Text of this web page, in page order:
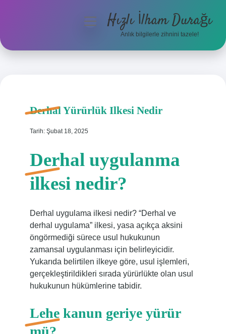
Anasayfa
menüyüHızlı İlham Durağı
Anlık bilgilerle zihnini tazele!
Derhal Yürürlük Ilkesi Nedir
Tarih: Şubat 18, 2025
Derhal uygulanma
ilkesi nedir?
Derhal uygulama ilkesi nedir? “Derhal ve
derhal uygulama” ilkesi, yasa açıkça aksini
öngörmediği sürece usul hukukunun
zamansal uygulanması için belirleyicidir.
Yukarıda belirtilen ilkeye göre, usul işlemleri,
gerçekleştirildikleri sırada yürürlükte olan usul
hukukunun hükümlerine tabidir.
Lehe kanun geriye yürür